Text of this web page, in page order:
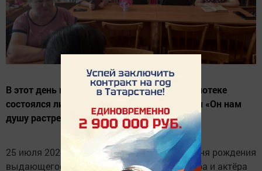
В этот день в Мамыковской сельской библиотеке
состоялся литературный час под названием «Он нам
душу растревожил».
25 июля 2024 года исполнилось 95 лет со дня рождения
выдающегося русского писателя, режиссёра и актёра